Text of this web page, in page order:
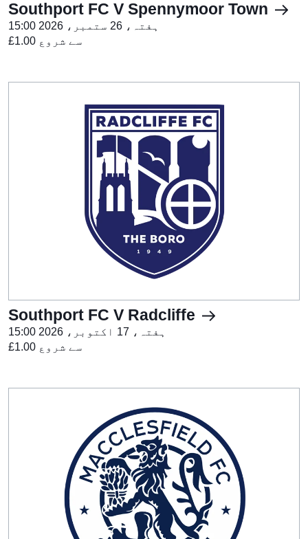
Southport FC V Spennymoor Town
ہفتہ، 26 ستمبر، 2026 15:00
£1.00 سے شروع
Southport FC V Radcliffe
ہفتہ، 17 اکتوبر، 2026 15:00
£1.00 سے شروع